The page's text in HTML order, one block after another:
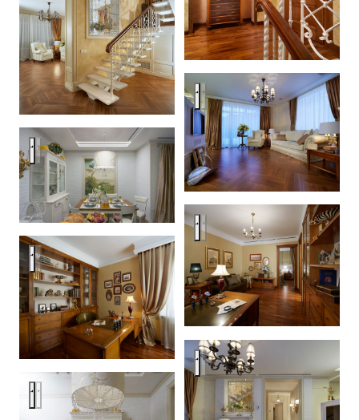
Изящная простота
Изящная простота
Изящная простота
Изящная простота
Изящная простота
Изящная простота